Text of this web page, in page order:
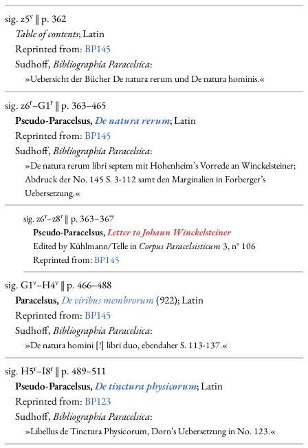
sig. z5v‖ p. 362
Table of contents; Latin
Reprinted from:BP145
Sudhoff,Bibliographia Paracelsica:
»Uebersicht der Bücher De natura rerum und De natura hominis.«
sig. z6r–G1r‖ p. 363–465
Pseudo-Paracelsus,De natura rerum; Latin
Reprinted from:BP145
Sudhoff,Bibliographia Paracelsica:
»De natura rerum libri septem mit Hohenheim’s Vorrede an Winckelsteiner;
Abdruck der No. 145 S. 3-112 samt den Marginalien in Forberger’s
Uebersetzung.«
sig. z6r–z8r‖ p. 363–367
Pseudo-Paracelsus,Letter to Johann Winckelsteiner
Edited by Kühlmann/Telle in Corpus Paracelsisticum 3, n° 106
Reprinted from:BP145
sig. G1v–H4v‖ p. 466–488
Paracelsus,De viribus membrorum(922); Latin
Reprinted from:BP145
Sudhoff,Bibliographia Paracelsica:
»De natura homini [!] libri duo, ebendaher S. 113-137.«
sig. H5r–I8r‖ p. 489–511
Pseudo-Paracelsus,De tinctura physicorum; Latin
Reprinted from:BP123
Sudhoff,Bibliographia Paracelsica:
»Libellus de Tinctura Physicorum, Dorn’s Uebersetzung in No. 123.«